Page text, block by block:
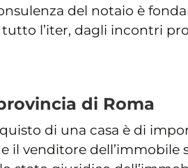
del notaio è
l’iter, dagli incontri
di Roma
di una casa è di
il venditore dell’immobile